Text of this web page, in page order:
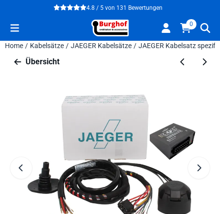
Cookie-Einstellungen verfügbar. Einstellungen wählen oder alle
4.8 / 5 von 131 Bewertungen
0
Home / Kabelsätze / JAEGER Kabelsätze / JAEGER Kabelsatz
Übersicht